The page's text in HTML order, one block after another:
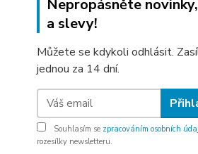
Nepropásněte
a slevy!
Můžete se kdykoli odhlásit.
jednou za 14 dní.
Souhlasím se zpracováním osobních
rozesílky newsletteru.